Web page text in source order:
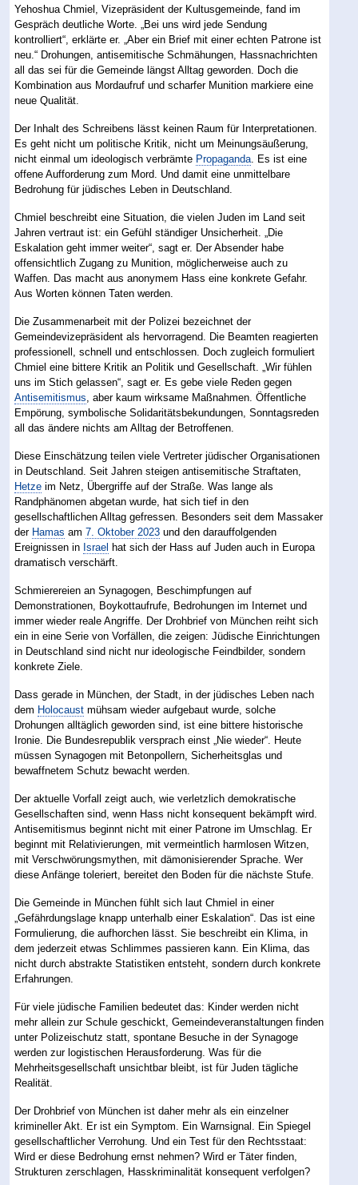
Yehoshua Chmiel, Vizepräsident der Kultusgemeinde, fand im
Gespräch deutliche Worte. „Bei uns wird jede Sendung
kontrolliert“, erklärte er. „Aber ein Brief mit einer echten Patrone ist
neu.“ Drohungen, antisemitische Schmähungen, Hassnachrichten
all das sei für die Gemeinde längst Alltag geworden. Doch die
Kombination aus Mordaufruf und scharfer Munition markiere eine
neue Qualität.
Der Inhalt des Schreibens lässt keinen Raum für Interpretationen.
Es geht nicht um politische Kritik, nicht um Meinungsäußerung,
nicht einmal um ideologisch verbrämte Propaganda . Es ist eine
offene Aufforderung zum Mord. Und damit eine unmittelbare
Bedrohung für jüdisches Leben in Deutschland.
Chmiel beschreibt eine Situation, die vielen Juden im Land seit
Jahren vertraut ist: ein Gefühl ständiger Unsicherheit. „Die
Eskalation geht immer weiter“, sagt er. Der Absender habe
offensichtlich Zugang zu Munition, möglicherweise auch zu
Waffen. Das macht aus anonymem Hass eine konkrete Gefahr.
Aus Worten können Taten werden.
Die Zusammenarbeit mit der Polizei bezeichnet der
Gemeindevizepräsident als hervorragend. Die Beamten reagierten
professionell, schnell und entschlossen. Doch zugleich formuliert
Chmiel eine bittere Kritik an Politik und Gesellschaft. „Wir fühlen
uns im Stich gelassen“, sagt er. Es gebe viele Reden gegen
Antisemitismus , aber kaum wirksame Maßnahmen. Öffentliche
Empörung, symbolische Solidaritätsbekundungen, Sonntagsreden
all das ändere nichts am Alltag der Betroffenen.
Diese Einschätzung teilen viele Vertreter jüdischer Organisationen
in Deutschland. Seit Jahren steigen antisemitische Straftaten,
Hetze im Netz, Übergriffe auf der Straße. Was lange als
Randphänomen abgetan wurde, hat sich tief in den
gesellschaftlichen Alltag gefressen. Besonders seit dem Massaker
der Hamas am7. Oktober 2023 und den darauffolgenden
Ereignissen in Israel hat sich der Hass auf Juden auch in Europa
dramatisch verschärft.
Schmierereien an Synagogen, Beschimpfungen auf
Demonstrationen, Boykottaufrufe, Bedrohungen im Internet und
immer wieder reale Angriffe. Der Drohbrief von München reiht sich
ein in eine Serie von Vorfällen, die zeigen: Jüdische Einrichtungen
in Deutschland sind nicht nur ideologische Feindbilder, sondern
konkrete Ziele.
Dass gerade in München, der Stadt, in der jüdisches Leben nach
dem Holocaust mühsam wieder aufgebaut wurde, solche
Drohungen alltäglich geworden sind, ist eine bittere historische
Ironie. Die Bundesrepublik versprach einst „Nie wieder“. Heute
müssen Synagogen mit Betonpollern, Sicherheitsglas und
bewaffnetem Schutz bewacht werden.
Der aktuelle Vorfall zeigt auch, wie verletzlich demokratische
Gesellschaften sind, wenn Hass nicht konsequent bekämpft wird.
Antisemitismus beginnt nicht mit einer Patrone im Umschlag. Er
beginnt mit Relativierungen, mit vermeintlich harmlosen Witzen,
mit Verschwörungsmythen, mit dämonisierender Sprache. Wer
diese Anfänge toleriert, bereitet den Boden für die nächste Stufe.
Die Gemeinde in München fühlt sich laut Chmiel in einer
„Gefährdungslage knapp unterhalb einer Eskalation“. Das ist eine
Formulierung, die aufhorchen lässt. Sie beschreibt ein Klima, in
dem jederzeit etwas Schlimmes passieren kann. Ein Klima, das
nicht durch abstrakte Statistiken entsteht, sondern durch konkrete
Erfahrungen.
Für viele jüdische Familien bedeutet das: Kinder werden nicht
mehr allein zur Schule geschickt, Gemeindeveranstaltungen finden
unter Polizeischutz statt, spontane Besuche in der Synagoge
werden zur logistischen Herausforderung. Was für die
Mehrheitsgesellschaft unsichtbar bleibt, ist für Juden tägliche
Realität.
Der Drohbrief von München ist daher mehr als ein einzelner
krimineller Akt. Er ist ein Symptom. Ein Warnsignal. Ein Spiegel
gesellschaftlicher Verrohung. Und ein Test für den Rechtsstaat:
Wird er diese Bedrohung ernst nehmen? Wird er Täter finden,
Strukturen zerschlagen, Hasskriminalität konsequent verfolgen?